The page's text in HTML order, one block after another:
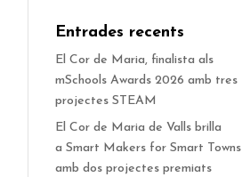
Entrades recents
El Cor de Maria, finalista als
mSchools Awards 2026 amb tres
projectes STEAM
El Cor de Maria de Valls brilla
a Smart Makers for Smart Towns
amb dos projectes premiats